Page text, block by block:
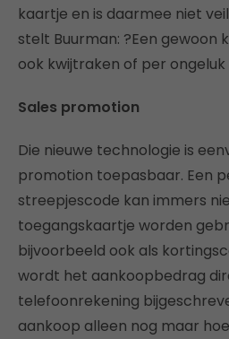
kaartje en is daarmee niet
stelt Buurman: ?Een gewoon
ook kwijtraken of per ongeluk
Sales promotion
Die nieuwe technologie is
promotion toepasbaar. Een
streepjescode kan immers
toegangskaartje worden
bijvoorbeeld ook als
wordt het aankoopbedrag
telefoonrekening
aankoop alleen nog maar